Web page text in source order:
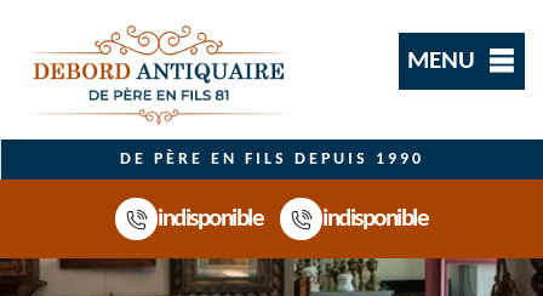
MENU
DE PÈRE EN FILS DEPUIS 1990
indisponible indisponible